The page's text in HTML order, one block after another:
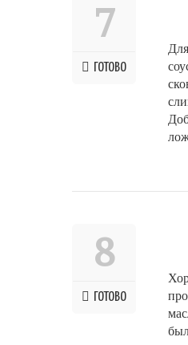
7
ГОТОВО
8
ГОТОВО